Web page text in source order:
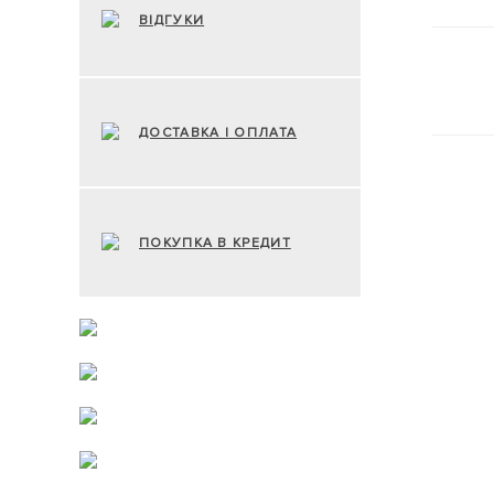
ВІДГУКИ
ДОСТАВКА І ОПЛАТА
ПОКУПКА В КРЕДИТ